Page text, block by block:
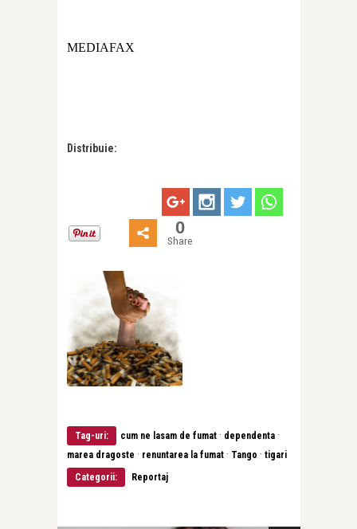
MEDIAFAX
Distribuie:
0
Share
Tag-uri: cum ne lasam de fumat · dependenta ·
marea dragoste · renuntarea la fumat · Tango · tigari
Categorii:
Reportaj